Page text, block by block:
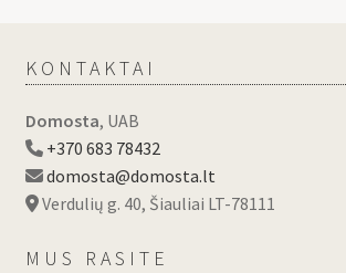
KONTAKTAI
Domosta, UAB
+370 683 78432
domosta@domosta.lt
Verdulių g. 40, Šiauliai LT-78111
MUS RASITE